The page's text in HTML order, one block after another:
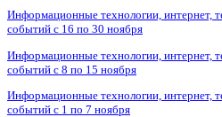
Информационные технологии, интернет,
событий с 16 по 30 ноября
Информационные технологии, интернет,
событий с 8 по 15 ноября
Информационные технологии, интернет,
событий с 1 по 7 ноября